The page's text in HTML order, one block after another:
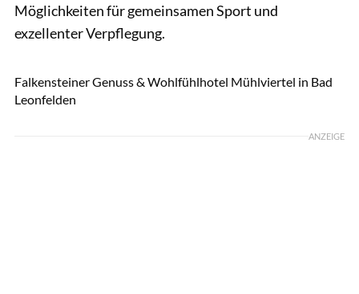
Möglichkeiten für gemeinsamen Sport und
exzellenter Verpflegung.
Falkensteiner Genuss & Wohlfühlhotel Mühlviertel in Bad
Leonfelden
ANZEIGE